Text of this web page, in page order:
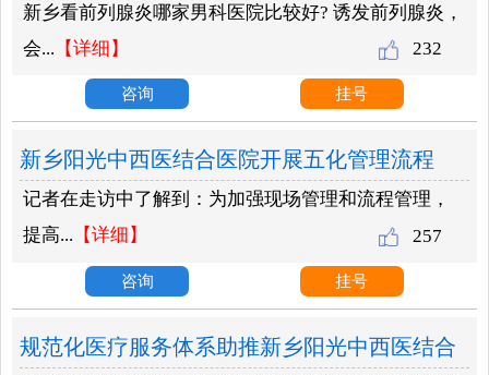
232
新乡看前列腺炎哪家男科医院比较好? 诱发前列腺炎，
会... 【详细】
咨询 挂号
新乡阳光中西医结合医院开展五化管理流程
257
记者在走访中了解到：为加强现场管理和流程管理，
提高... 【详细】
咨询 挂号
规范化医疗服务体系助推新乡阳光中西医结合